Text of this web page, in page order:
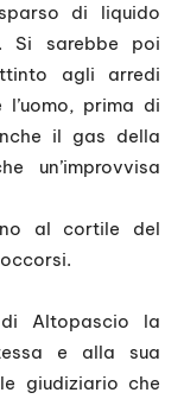
di liquido
Si sarebbe poi
agli arredi
l’uomo, prima di
il gas della
un’improvvisa
al cortile del
Altopascio la
e alla sua
giudiziario che